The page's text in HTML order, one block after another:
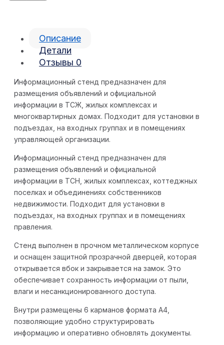
Описание
Детали
Отзывы 0
Информационный стенд предназначен для
размещения объявлений и официальной
информации в ТСЖ, жилых комплексах и
многоквартирных домах. Подходит для установки в
подъездах, на входных группах и в помещениях
управляющей организации.
Информационный стенд предназначен для
размещения объявлений и официальной
информации в ТСН, жилых комплексах, коттеджных
поселках и объединениях собственников
недвижимости. Подходит для установки в
подъездах, на входных группах и в помещениях
правления.
Стенд выполнен в прочном металлическом корпусе
и оснащен защитной прозрачной дверцей, которая
открывается вбок и закрывается на замок. Это
обеспечивает сохранность информации от пыли,
влаги и несанкционированного доступа.
Внутри размещены 6 карманов формата А4,
позволяющие удобно структурировать
информацию и оперативно обновлять документы.